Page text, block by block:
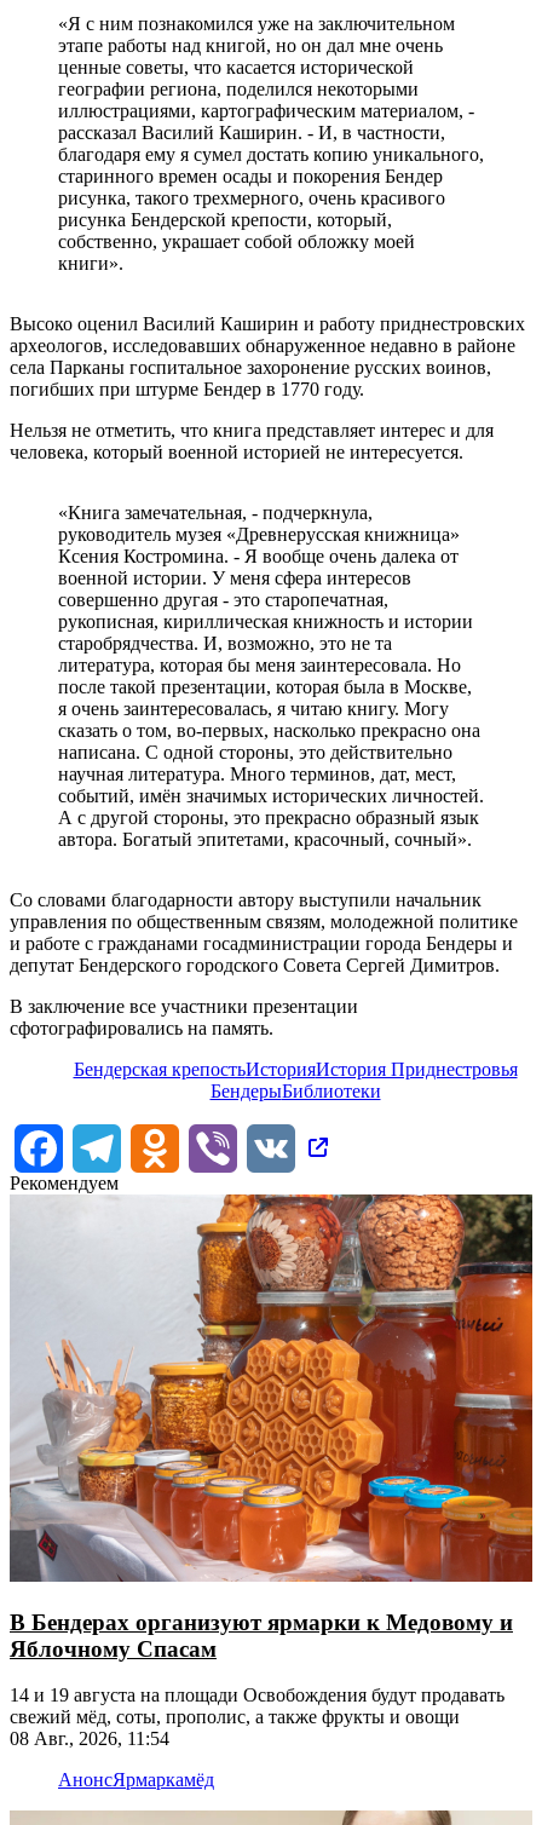
«Я с ним познакомился уже на заключительном
этапе работы над книгой, но он дал мне очень
ценные советы, что касается исторической
географии региона, поделился некоторыми
иллюстрациями, картографическим материалом, -
рассказал Василий Каширин. - И, в частности,
благодаря ему я сумел достать копию уникального,
старинного времен осады и покорения Бендер
рисунка, такого трехмерного, очень красивого
рисунка Бендерской крепости, который,
собственно, украшает собой обложку моей
книги».
Высоко оценил Василий Каширин и работу приднестровских
археологов, исследовавших обнаруженное недавно в районе
села Парканы госпитальное захоронение русских воинов,
погибших при штурме Бендер в 1770 году.
Нельзя не отметить, что книга представляет интерес и для
человека, который военной историей не интересуется.
«Книга замечательная, - подчеркнула,
руководитель музея «Древнерусская книжница»
Ксения Костромина. - Я вообще очень далека от
военной истории. У меня сфера интересов
совершенно другая - это старопечатная,
рукописная, кириллическая книжность и истории
старобрядчества. И, возможно, это не та
литература, которая бы меня заинтересовала. Но
после такой презентации, которая была в Москве,
я очень заинтересовалась, я читаю книгу. Могу
сказать о том, во-первых, насколько прекрасно она
написана. С одной стороны, это действительно
научная литература. Много терминов, дат, мест,
событий, имён значимых исторических личностей.
А с другой стороны, это прекрасно образный язык
автора. Богатый эпитетами, красочный, сочный».
Со словами благодарности автору выступили начальник
управления по общественным связям, молодежной политике
и работе с гражданами госадминистрации города Бендеры и
депутат Бендерского городского Совета Сергей Димитров.
В заключение все участники презентации
сфотографировались на память.
Бендерская крепостьИсторияИстория Приднестровья
БендерыБиблиотеки
FacebookTelegram Odnoklassniki
Viber
VK
Рекомендуем
В Бендерах организуют ярмарки к Медовому и
Яблочному Спасам
14 и 19 августа на площади Освобождения будут продавать
свежий мёд, соты, прополис, а также фрукты и овощи
08 Авг., 2026, 11:54
АнонсЯрмаркамёд